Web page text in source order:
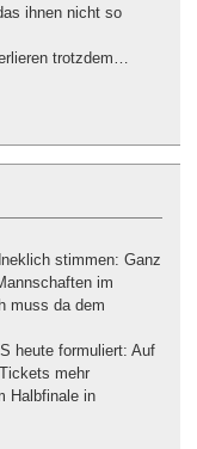
ihnen nicht so
trotzdem…
stimmen: Ganz
im
muss da dem
heute formuliert: Auf
mehr
Halbfinale in